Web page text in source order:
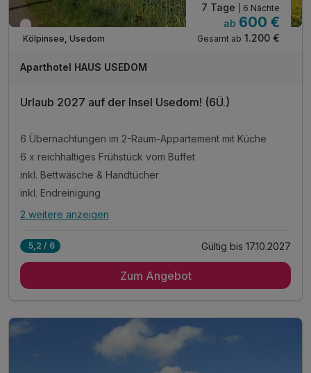
Wieder frei ab März
Kölpinsee, Usedom
7 Tage | 6 Nächte
ab 600 €
Gesamt ab 1.200 €
Aparthotel HAUS USEDOM
Urlaub 2027 auf der Insel Usedom! (6Ü.)
6 Übernachtungen im 2-Raum-Appartement mit Küche
6 x reichhaltiges Frühstück vom Buffet
inkl. Bettwäsche & Handtücher
inkl. Endreinigung
Alle Inklusivleistungen
6 x reichhaltiges Frühstück vom Buffet
inkl. Gas/Wasser/Strom
2 weitere anzeigen
5,2 / 6 Gültig bis 17.10.2027
Zum Angebot